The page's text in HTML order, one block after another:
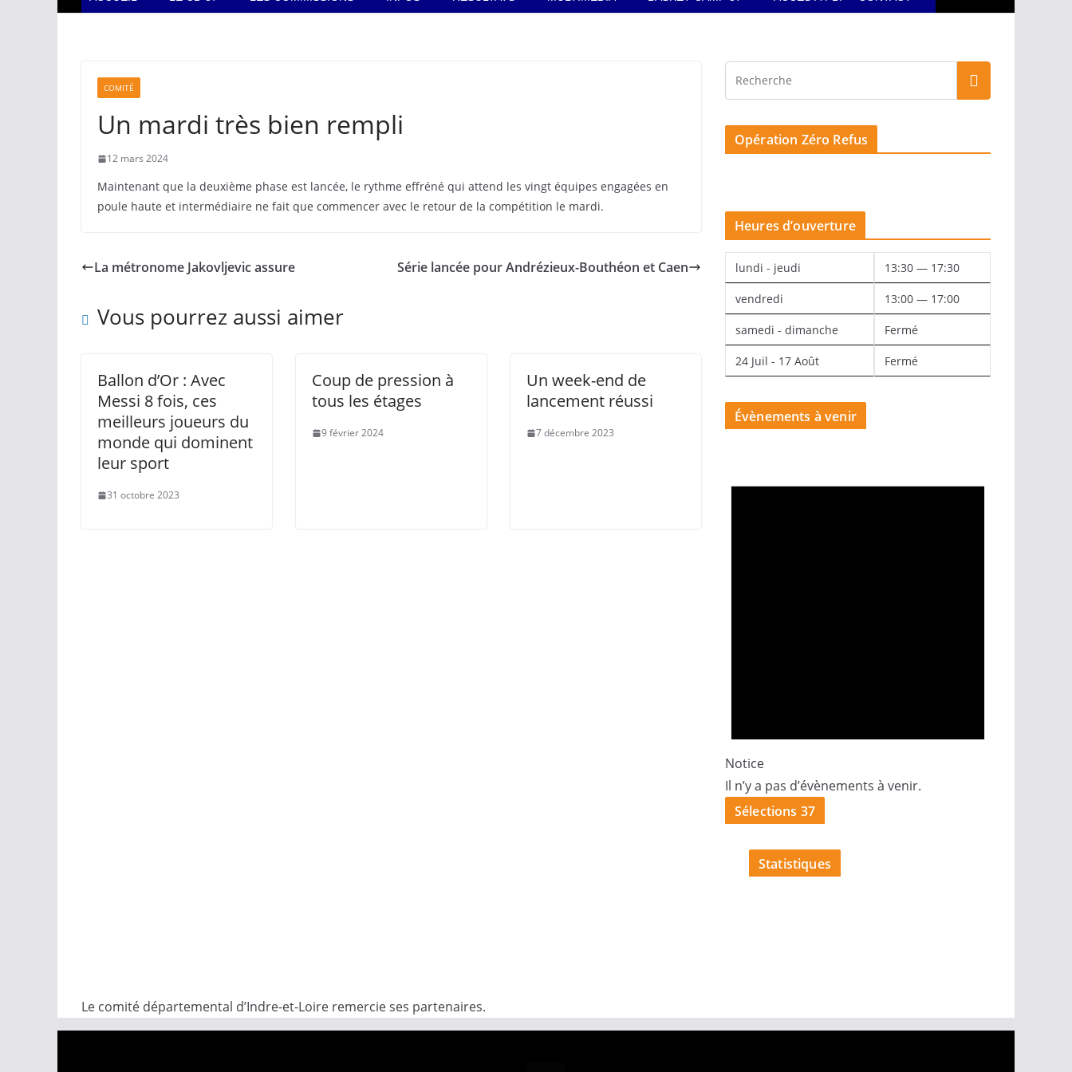
COMITÉ
Un mardi très bien rempli
12 mars 2024
Maintenant que la deuxième phase est lancée, le rythme effréné qui attend les vingt équipes engagées en
poule haute et intermédiaire ne fait que commencer avec le retour de la compétition le mardi.
La métronome Jakovljevic assure Série lancée pour Andrézieux-Bouthéon et Caen
Vous pourrez aussi aimer
Ballon d’Or : Avec
Messi 8 fois, ces
meilleurs joueurs du
monde qui dominent
leur sport
31 octobre 2023
Coup de pression à
tous les étages
9 février 2024
Un week-end de
lancement réussi
7 décembre 2023
Opération Zéro Refus
Heures d’ouverture
lundi - jeudi 13:30 — 17:30
vendredi 13:00 — 17:00
samedi - dimanche Fermé
24 Juil - 17 Août Fermé
Évènements à venir
Notice
Il n’y a pas d’évènements à venir.
Sélections 37
Statistiques
Le comité départemental d’Indre-et-Loire remercie ses partenaires.